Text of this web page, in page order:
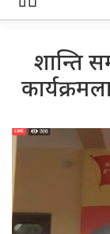
शान्ति